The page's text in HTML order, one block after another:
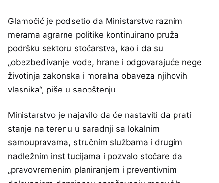
Glamočić je podsetio da Ministarstvo raznim
merama agrarne politike kontinuirano pruža
podršku sektoru stočarstva, kao i da su
„obezbeđivanje vode, hrane i odgovarajuće nege
životinja zakonska i moralna obaveza njihovih
vlasnika“, piše u saopštenju.
Ministarstvo je najavilo da će nastaviti da prati
stanje na terenu u saradnji sa lokalnim
samoupravama, stručnim službama i drugim
nadležnim institucijama i pozvalo stočare da
„pravovremenim planiranjem i preventivnim